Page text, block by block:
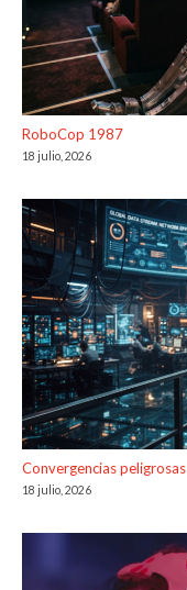
RoboCop 1987
18 julio, 2026
Convergencias peligrosas
18 julio, 2026